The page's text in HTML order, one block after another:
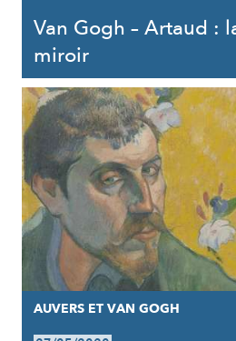
Van Gogh – Artaud :
miroir
AUVERS ET VAN GOGH